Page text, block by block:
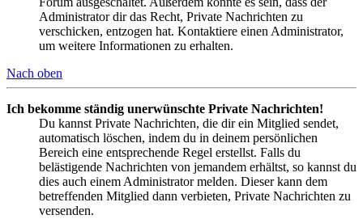
Administrator dir das Recht, Private Nachrichten zu
verschicken, entzogen hat. Kontaktiere einen Administrator,
um weitere Informationen zu erhalten.
Nach oben
Ich bekomme ständig unerwünschte Private Nachrichten!
Du kannst Private Nachrichten, die dir ein Mitglied sendet,
automatisch löschen, indem du in deinem persönlichen
Bereich eine entsprechende Regel erstellst. Falls du
belästigende Nachrichten von jemandem erhältst, so kannst du
dies auch einem Administrator melden. Dieser kann dem
betreffenden Mitglied dann verbieten, Private Nachrichten zu
versenden.